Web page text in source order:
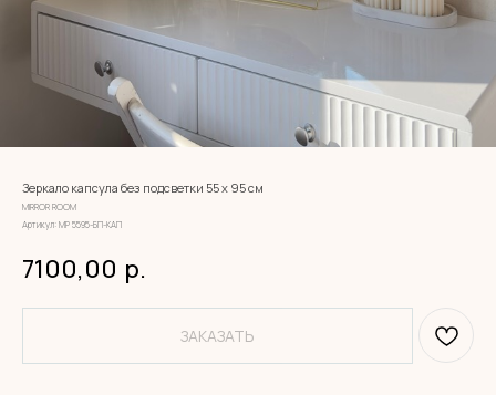
Зеркало капсула без подсветки 55 х 95 см
MIRROR ROOM
Артикул:МР 5595-БП-КАП
7100,00 р.
ЗАКАЗАТЬ